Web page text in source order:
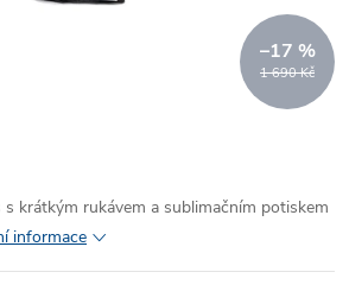
1 690 Kč
–17 %
krátkým rukávem a sublimačním potiskem
informace